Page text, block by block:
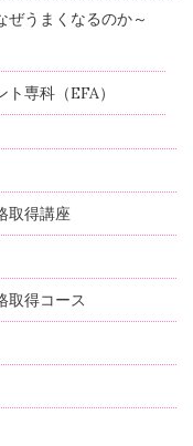
うまくなるのか～
専科（EFA）
取得講座
取得コース